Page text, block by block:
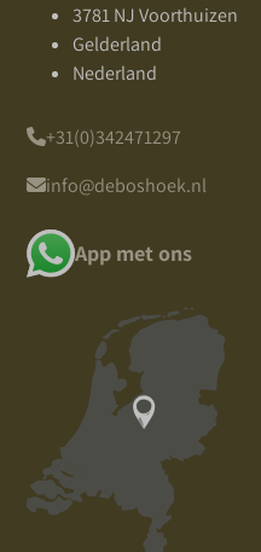
3781 NJ Voorthuizen
Gelderland
Nederland
+31(0)342471297
info@deboshoek.nl
App met ons